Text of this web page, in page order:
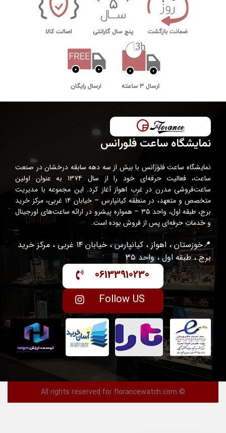
نمایشگاه ساعت فلورانس
نمایشگاه ساعت فلورانس با بیش از سه دهه سابقه درخشان در صنعت
ساعت، فعالیت حرفه‌ای خود را از سال ۱۳۷۴ به عنوان اولین
ساعت‌فروشی مدرن در غرب اهواز آغاز کرد. این مجموعه با مدیریت
متخصص و متعهد، در منطقه کیانپارس – خیابان ۱۴ غربی، مرکز خرید
برج، طبقه اول، واحد ۳۵ – همواره پیشرو در ارائه ساعت‌های اورجینال
و خدمات حرفه‌ای پس از فروش بوده است.
📍خوزستان ، اهواز ، کیانپارس ، خیابان ۱۴ غربی ، مرکز خرید
برج ، طبقه اول ، واحد ۳۵
06133910230
Follow US
© All rights reserved for florancewatch.com